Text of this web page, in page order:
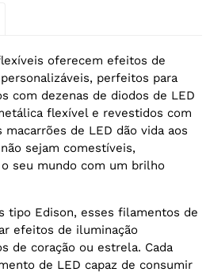
oferecem efeitos de
perfeitos para
com dezenas de diodos de LED
flexível e revestidos com
de LED dão vida aos
sejam comestíveis,
seu mundo com um brilho
tipo Edison, esses filamentos de
efeitos de iluminação
de coração ou estrela. Cada
de LED capaz de consumir